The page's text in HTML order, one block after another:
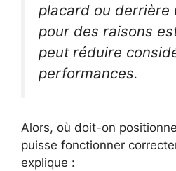
placard ou derrière
pour des raisons
peut réduire
performances.
Alors, où doit-on
puisse fonctionner
explique :